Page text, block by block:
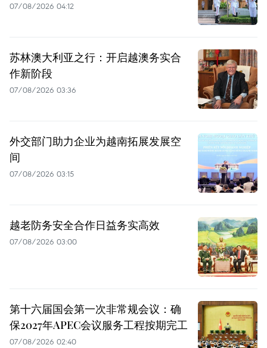
07/08/2026 04:12
苏林澳大利亚之行：开启越澳务实合
作新阶段
07/08/2026 03:36
外交部门助力企业为越南拓展发展空
间
07/08/2026 03:15
越老防务安全合作日益务实高效
07/08/2026 03:00
第十六届国会第一次非常规会议：确
保2027年APEC会议服务工程按期完工
07/08/2026 02:40